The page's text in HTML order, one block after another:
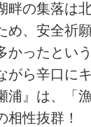
畔の集落は
め、安全祈
かったとい
がら辛口に
浦』は、「
相性抜群！